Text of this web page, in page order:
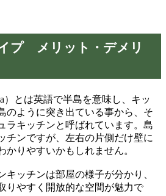
プ メリット・デメリ
）とは英語で半島を意味し、キッ
のように突き出ている事から、そ
ラキッチンと呼ばれています。島
チンですが、左右の片側だけ壁に
かりやすいかもしれません。
キッチンは部屋の様子が分かり、
りやすく開放的な空間が魅力で